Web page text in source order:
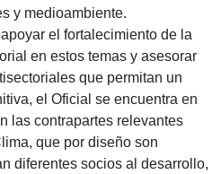
y medioambiente.
el fortalecimiento de la
en estos temas y asesorar
que permitan un
el Oficial se encuentra en
las contrapartes relevantes
que por diseño son
diferentes socios al desarrollo,